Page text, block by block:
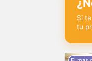
Si
tu